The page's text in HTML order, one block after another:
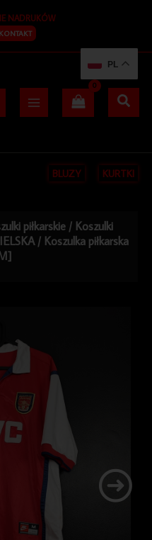
NADRUKÓW
KONTAKT
BLUZY KURTKI
piłkarskie / Koszulki
/ Koszulka piłkarska
PL